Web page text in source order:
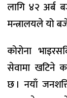
लागि ४२ अर्ब
मन्त्रालयले यो
कोरोना
सेवामा खटिने
छ । नयाँ